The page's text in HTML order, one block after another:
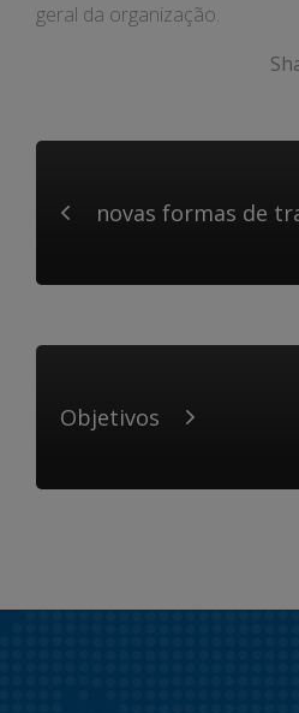
geral da organização.
novas formas de
Objetivos